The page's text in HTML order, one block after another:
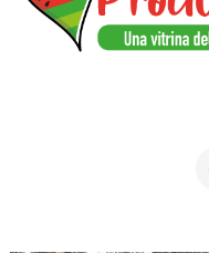
(presiona